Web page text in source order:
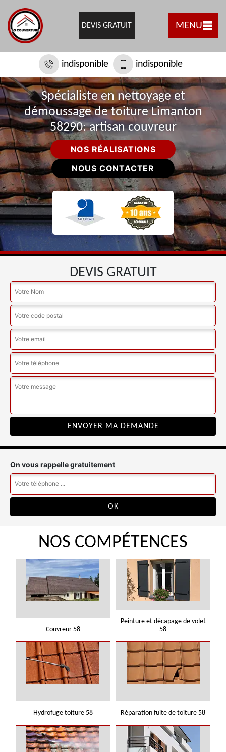
DEVIS GRATUIT MENU
indisponible indisponible
Spécialiste en nettoyage et
démoussage de toiture Limanton
58290: artisan couvreur
NOS RÉALISATIONS
NOUS CONTACTER
DEVIS GRATUIT
On vous rappelle gratuitement
NOS COMPÉTENCES
Couvreur 58
Peinture et décapage de volet
58
Hydrofuge toiture 58 Réparation fuite de toiture 58